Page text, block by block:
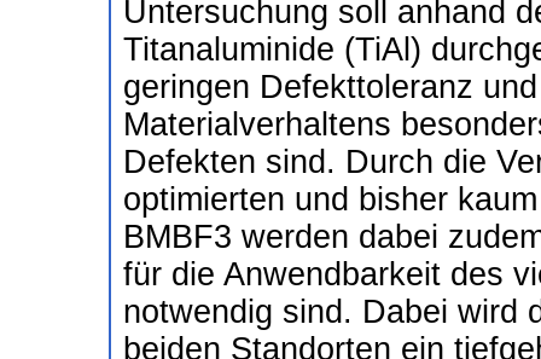
Untersuchung soll anhand
Titanaluminide (TiAl)
geringen Defekttoleranz
Materialverhaltens
Defekten sind. Durch die
optimierten und bisher
BMBF3 werden dabei
für die Anwendbarkeit des
notwendig sind. Dabei wird
beiden Standorten ein